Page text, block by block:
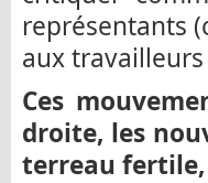
représentants
aux
Ces
droite, les
terreau